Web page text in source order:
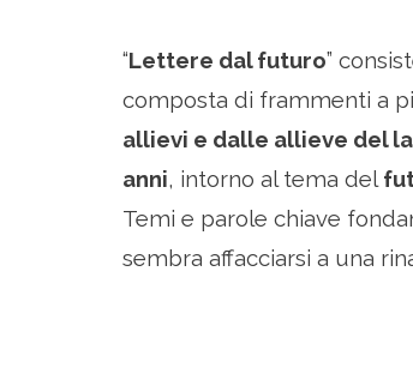
“Lettere dal futuro”
composta di frammenti a
allievi e dalle allieve del
anni, intorno al tema del
Temi e parole chiave
sembra affacciarsi a una